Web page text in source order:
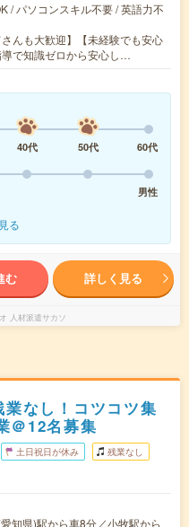
/ パソコンスキル不要 / 英語力不
んも大歓迎】【未経験でも安心
で知識ゼロから安心し…
40代 50代
60代
男性
る
む 詳しく見る
人材派遣サカソ
業なし！コツコツ集
＠12名募集
土日祝日が休み 残業なし
知県)駅から車8分／小牧駅から